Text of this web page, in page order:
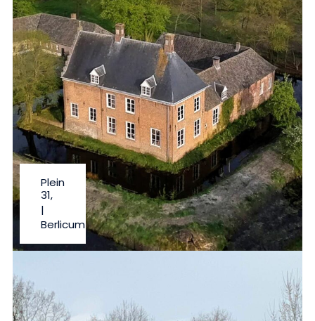
Plein
31,
|
Berlicum